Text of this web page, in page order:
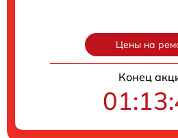
Цены на
Конец